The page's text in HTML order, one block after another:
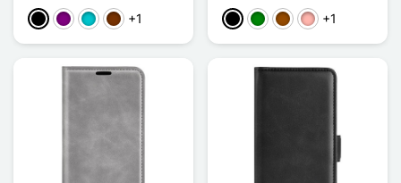
NegroPúrpuraTurquesa
Café+1 NegroVerdeMarrónOro rosa
+1